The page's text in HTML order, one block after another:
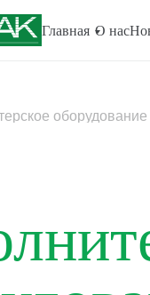
Главная О нас
оборудование